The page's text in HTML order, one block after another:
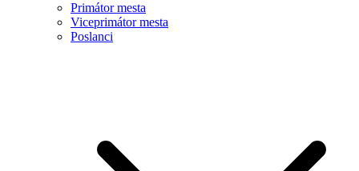
Primátor mesta
Viceprimátor mesta
Poslanci